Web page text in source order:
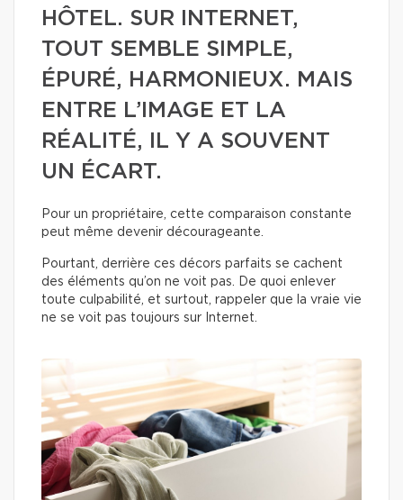
HÔTEL. SUR INTERNET,
TOUT SEMBLE SIMPLE,
ÉPURÉ, HARMONIEUX. MAIS
ENTRE L’IMAGE ET LA
RÉALITÉ, IL Y A SOUVENT
UN ÉCART.
Pour un propriétaire, cette comparaison constante
peut même devenir décourageante.
Pourtant, derrière ces décors parfaits se cachent
des éléments qu’on ne voit pas. De quoi enlever
toute culpabilité, et surtout, rappeler que la vraie vie
ne se voit pas toujours sur Internet.